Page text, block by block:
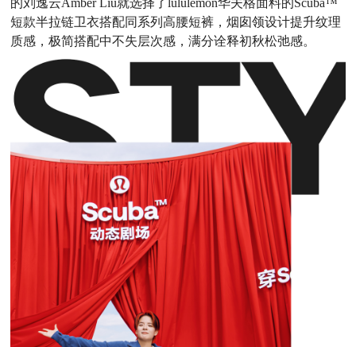
的刘逸云Amber Liu就选择了lululemon华夫格面料的Scuba™
短款半拉链卫衣搭配同系列高腰短裤，烟囱领设计提升纹理
质感，极简搭配中不失层次感，满分诠释初秋松弛感。